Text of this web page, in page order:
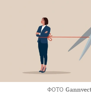
ФОТО